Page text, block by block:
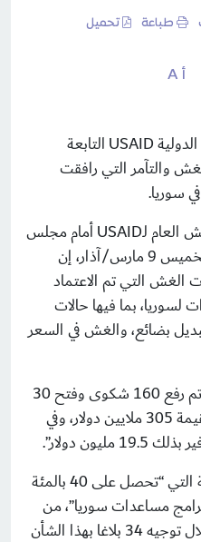
طباعة تحميل
أ A
أعلنت الوكالة الأمريكية للتنمية الدولية USAID التابعة
والتآمر التي رافقت
سوريا.
وقالت آن كالفاريسي-بار، المفتش العام لـUSAID أمام مجلس
النواب بالكونغرس الأمريكي، الخميس 9 مارس/آذار، إن
الغش التي تم الاعتماد
لسوريا، بما فيها حالات
بضائع، والغش في السعر
وأضافت المسؤولة الأمريكية: “تم رفع 160 شكوى وفتح 30
تحقيقا وتعليق تنفيذ 6 برامج بقيمة 305 ملايين دولار، وفي
وحذرت USAID الجهات الدولية التي “تحصل على 40 بالمئة
مساعدات سوريا”، من
ارتكاب انتهاكات محتملة من خلال توجيه 34 بلاغا بهذا الشأن